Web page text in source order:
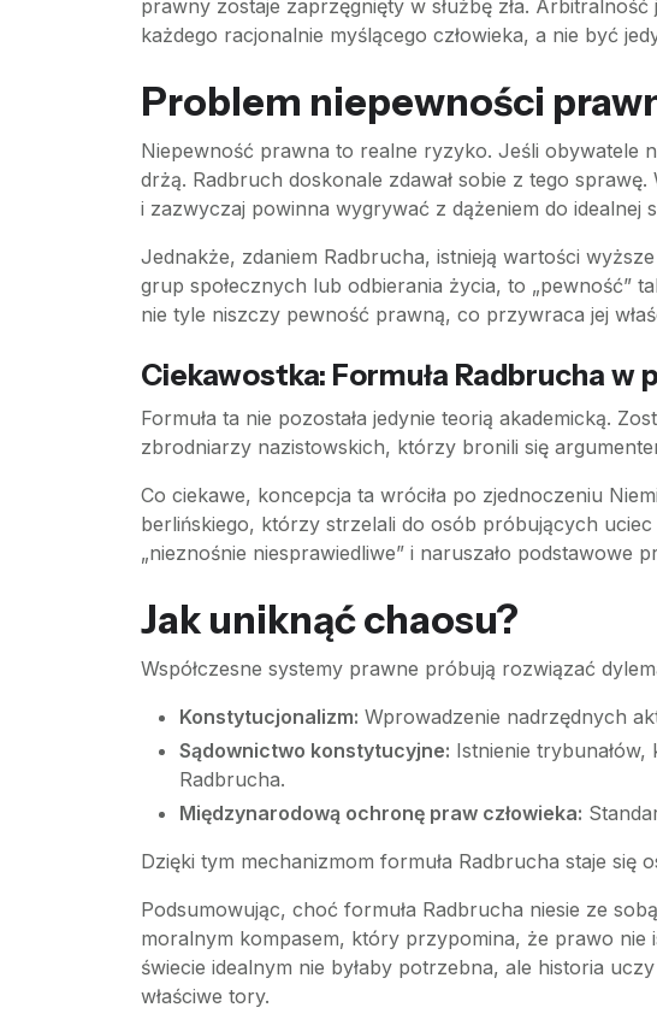
prawny zostaje zaprzęgnięty w służbę zła.
każdego racjonalnie myślącego człowieka, a nie być
Problem niepewności
Niepewność prawna to realne ryzyko. Jeśli obywatele
drżą. Radbruch doskonale zdawał sobie z tego
i zazwyczaj powinna wygrywać z dążeniem do idealnej
Jednakże, zdaniem Radbrucha, istnieją wartości
grup społecznych lub odbierania życia, to „pewność”
nie tyle niszczy pewność prawną, co przywraca jej
Ciekawostka: Formuła Radbrucha w
Formuła ta nie pozostała jedynie teorią akademicką.
zbrodniarzy nazistowskich, którzy bronili się
Co ciekawe, koncepcja ta wróciła po zjednoczeniu
berlińskiego, którzy strzelali do osób próbujących
„nieznośnie niesprawiedliwe” i naruszało podstawowe
Jak uniknąć chaosu?
Współczesne systemy prawne próbują rozwiązać
Konstytucjonalizm: Wprowadzenie nadrzędnych
Sądownictwo konstytucyjne: Istnienie trybunałów,
Radbrucha.
Międzynarodową ochronę praw człowieka:
Dzięki tym mechanizmom formuła Radbrucha staje się
Podsumowując, choć formuła Radbrucha niesie ze
moralnym kompasem, który przypomina, że prawo nie
świecie idealnym nie byłaby potrzebna, ale historia
właściwe tory.